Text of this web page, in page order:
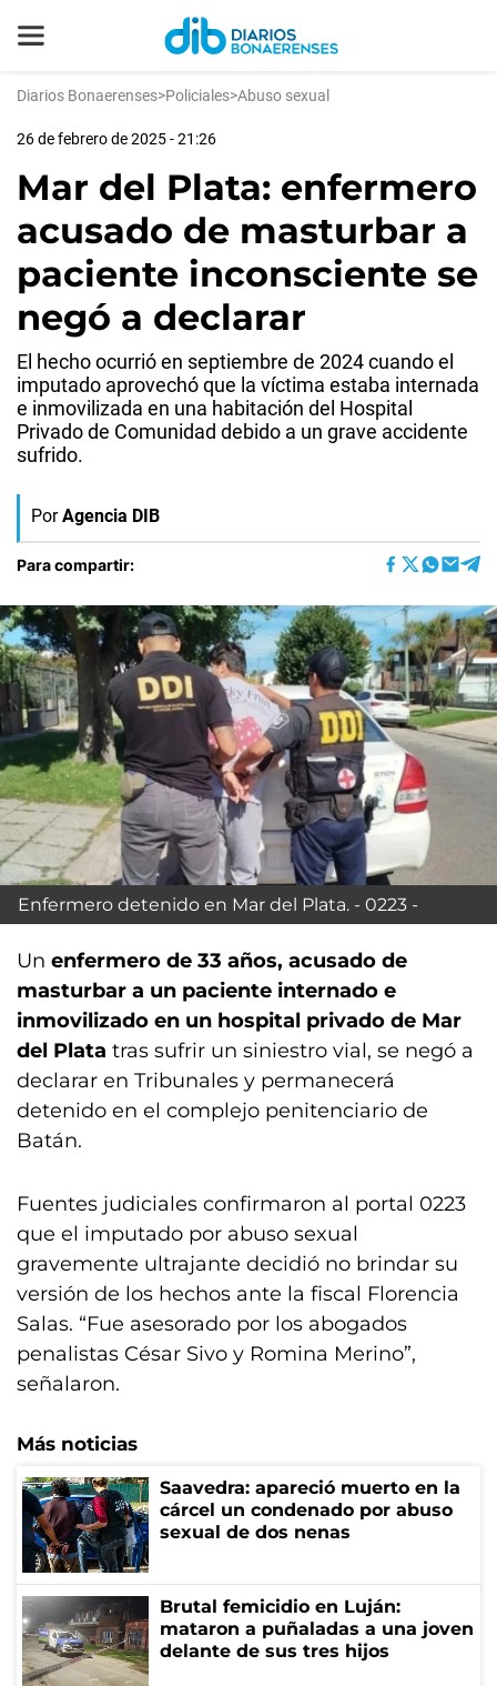
Diarios Bonaerenses>Policiales>Abuso sexual
26 de febrero de 2025 - 21:26
Mar del Plata: enfermero
acusado de masturbar a
paciente inconsciente se
negó a declarar
El hecho ocurrió en septiembre de 2024 cuando el
imputado aprovechó que la víctima estaba internada
e inmovilizada en una habitación del Hospital
Privado de Comunidad debido a un grave accidente
sufrido.
Por Agencia DIB
Para compartir:
Enfermero detenido en Mar del Plata. - 0223 -
Un enfermero de 33 años, acusado de
masturbar a un paciente internado e
inmovilizado en un hospital privado de Mar
del Plata tras sufrir un siniestro vial, se negó a
declarar en Tribunales y permanecerá
detenido en el complejo penitenciario de
Batán.
Fuentes judiciales confirmaron al portal 0223
que el imputado por abuso sexual
gravemente ultrajante decidió no brindar su
versión de los hechos ante la fiscal Florencia
Salas. “Fue asesorado por los abogados
penalistas César Sivo y Romina Merino”,
señalaron.
Más noticias
Saavedra: apareció muerto en la
cárcel un condenado por abuso
sexual de dos nenas
Brutal femicidio en Luján:
mataron a puñaladas a una joven
delante de sus tres hijos